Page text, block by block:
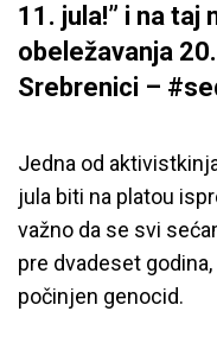
11. jula!” i na taj
obeležavanja
Srebrenici –
Jedna od
jula biti na platou
važno da se svi
pre dvadeset
počinjen genocid.